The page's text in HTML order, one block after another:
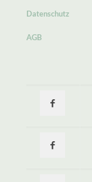
Datenschutz
AGB